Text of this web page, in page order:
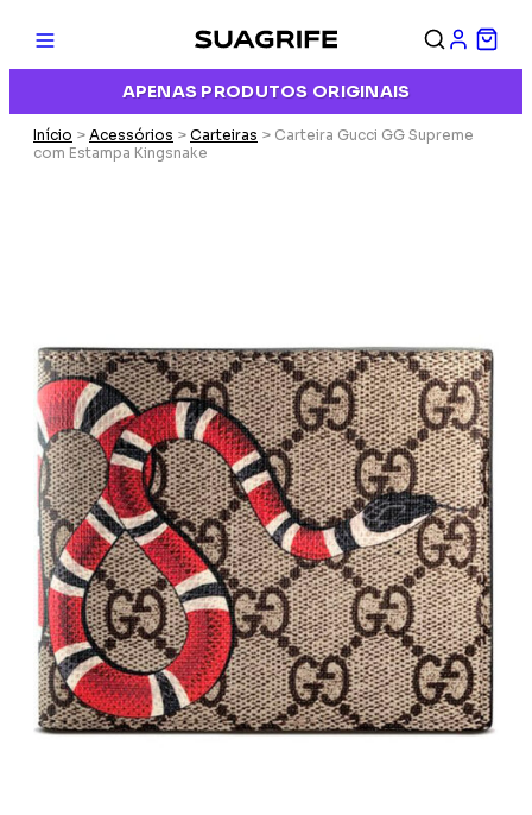
APENAS PRODUTOS ORIGINAIS
Início > Acessórios > Carteiras > Carteira Gucci GG Supreme
com Estampa Kingsnake